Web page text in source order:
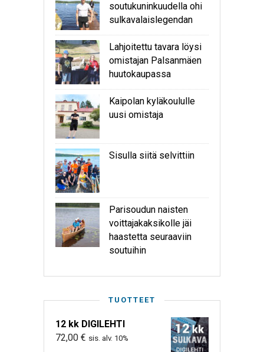
soutukuninkuudella ohi
sulkavalaislegendan
Lahjoitettu tavara löysi
omistajan Palsanmäen
huutokaupassa
Kaipolan kyläkoululle
uusi omistaja
Sisulla siitä selvittiin
Parisoudun naisten
voittajakaksikolle jäi
haastetta seuraaviin
soutuihin
TUOTTEET
12 kk DIGILEHTI
72,00 € sis. alv. 10%